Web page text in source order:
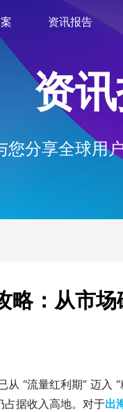
资讯报告
资
您分享全球用
略：从市
从 “流量红利期” 迈
据收入高地。对于出